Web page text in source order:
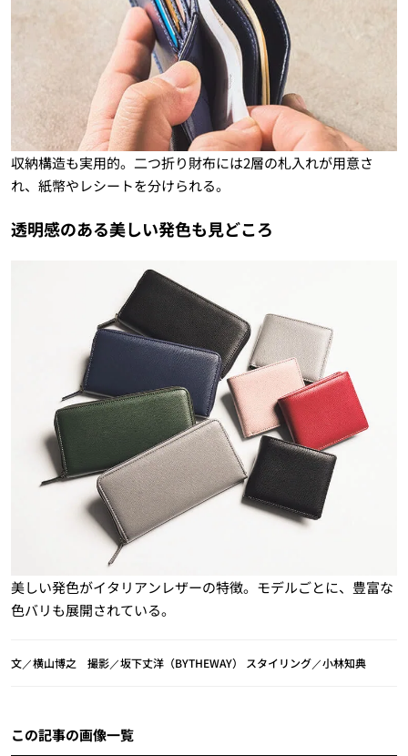
収納構造も実用的。二つ折り財布には2層の札入れが用意さ
れ、紙幣やレシートを分けられる。
透明感のある美しい発色も見どころ
美しい発色がイタリアンレザーの特徴。モデルごとに、豊富な
色バリも展開されている。
文／横山博之 撮影／坂下丈洋（BYTHEWAY） スタイリング／小林知典
この記事の画像一覧